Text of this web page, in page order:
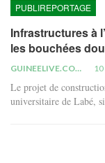
PUBLIREPORTAGE
Infrastructures à
les bouchées
GUINEELIVE.COM
Le projet de
universitaire de Labé,